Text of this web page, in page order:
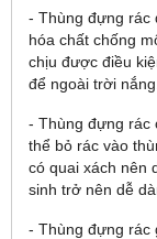
- Thùng đựng rác
hóa chất chống
chịu được điều
để ngoài trời nắng.
- Thùng đựng rác
thể bỏ rác vào
có quai xách nên
sinh trở nên dễ
- Thùng đựng rác